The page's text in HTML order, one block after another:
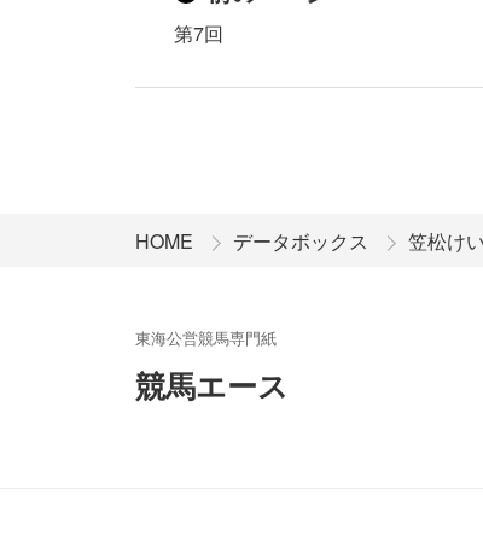
第7回
HOME データボックス 笠松け
東海公営競馬専門紙
競馬エース